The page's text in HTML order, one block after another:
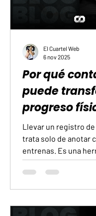
Por qué
puede
progreso
Llevar un registro
trata solo de anotar
entrenas. Es una
permite observar el
no solo los
resultado no sea el
El Cuartel Web
6 nov 2025